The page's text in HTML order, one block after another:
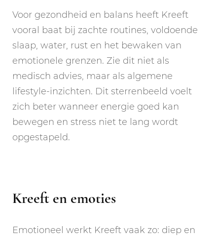
Voor gezondheid en balans heeft Kreeft
vooral baat bij zachte routines, voldoende
slaap, water, rust en het bewaken van
emotionele grenzen. Zie dit niet als
medisch advies, maar als algemene
lifestyle-inzichten. Dit sterrenbeeld voelt
zich beter wanneer energie goed kan
bewegen en stress niet te lang wordt
opgestapeld.
Kreeft en emoties
Emotioneel werkt Kreeft vaak zo: diep en